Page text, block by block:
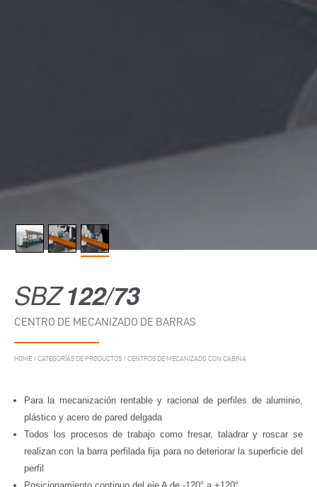
SBZ122/73
CENTRO DE MECANIZADO DE BARRAS
HOME / CATEGORÍAS DE PRODUCTOS / CENTROS DE MECANIZADO CON CABINA
Para la mecanización rentable y racional de perfiles de aluminio,
plástico y acero de pared delgada
Todos los procesos de trabajo como fresar, taladrar y roscar se
realizan con la barra perfilada fija para no deteriorar la superficie del
perfil